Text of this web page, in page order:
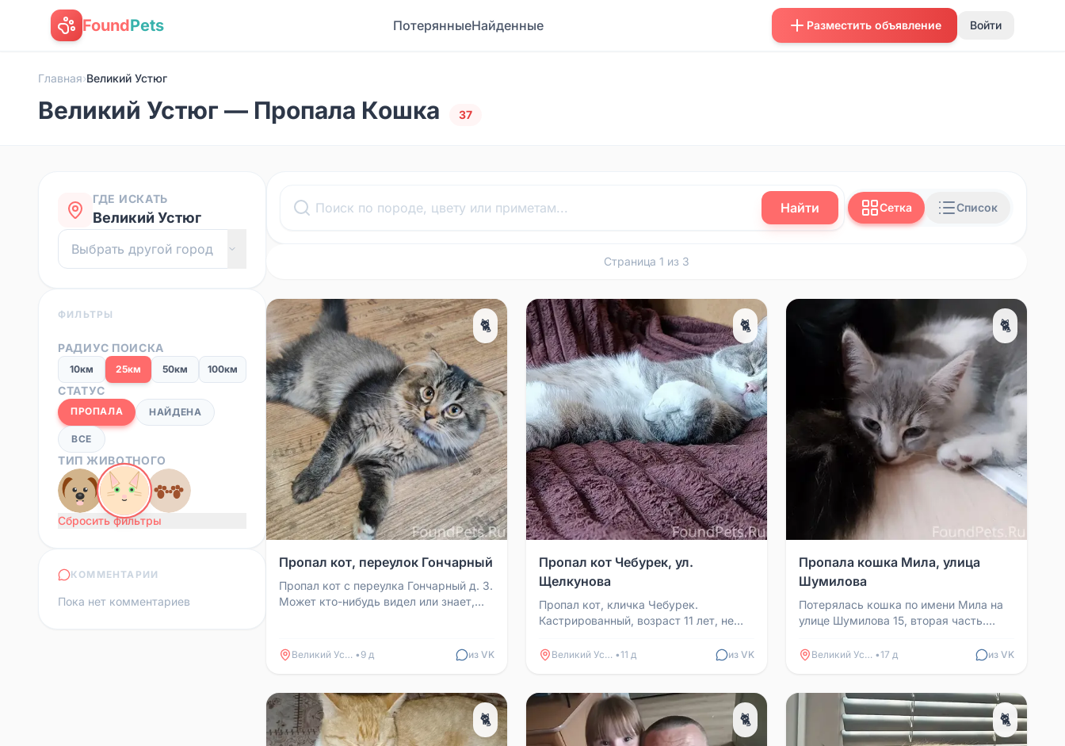
FoundPets ПотерянныеНайденные Разместить объявление Войти
Главная›Великий Устюг
Великий Устюг — Пропала Кошка 37
ГДЕ ИСКАТЬ
Великий Устюг
ФИЛЬТРЫ
РАДИУС ПОИСКА
10км 25км 50км 100км
СТАТУС
ПРОПАЛА НАЙДЕНА
ВСЕ
ТИП ЖИВОТНОГО
Сбросить фильтры
КОММЕНТАРИИ
Пока нет комментариев
Найти Сетка Список
Страница 1 из 3
🐈
Пропал кот, переулок Гончарный
Пропал кот с переулка Гончарный д. 3.
Может кто-нибудь видел или знает,
Великий Устюг • 9 д из VK
🐈
Пропал кот Чебурек, ул.
Щелкунова
Пропал кот, кличка Чебурек.
Кастрированный, возраст 11 лет, не
откликнуться. На шее ошейник с...
Великий Устюг •11 д из VK
🐈
Пропала кошка Мила, улица
Шумилова
Потерялась кошка по имени Мила на
улице Шумилова 15, вторая часть.
Просьба вернуть, очень с...
Великий Устюг •17 д из VK
🐈 🐈 🐈